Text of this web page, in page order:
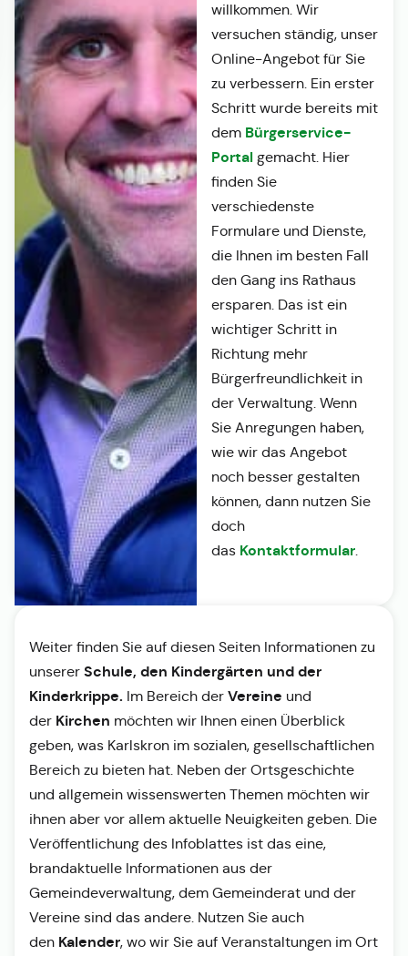
willkommen. Wir
versuchen ständig, unser
Online-Angebot für Sie
zu verbessern. Ein erster
Schritt wurde bereits mit
dem Bürgerservice-
Portalgemacht. Hier
finden Sie
verschiedenste
Formulare und Dienste,
die Ihnen im besten Fall
den Gang ins Rathaus
ersparen. Das ist ein
wichtiger Schritt in
Richtung mehr
Bürgerfreundlichkeit in
der Verwaltung. Wenn
Sie Anregungen haben,
wie wir das Angebot
noch besser gestalten
können, dann nutzen Sie
doch
das Kontaktformular.
Weiter finden Sie auf diesen Seiten Informationen zu
unserer Schule, den Kindergärten und der
Kinderkrippe. Im Bereich der Vereine und
der Kirchen möchten wir Ihnen einen Überblick
geben, was Karlskron im sozialen, gesellschaftlichen
Bereich zu bieten hat. Neben der Ortsgeschichte
und allgemein wissenswerten Themen möchten wir
ihnen aber vor allem aktuelle Neuigkeiten geben. Die
Veröffentlichung des Infoblattes ist das eine,
brandaktuelle Informationen aus der
Gemeindeverwaltung, dem Gemeinderat und der
Vereine sind das andere. Nutzen Sie auch
den Kalender, wo wir Sie auf Veranstaltungen im Ort